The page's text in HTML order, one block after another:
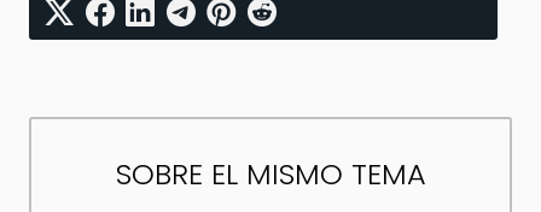
SOBRE EL MISMO TEMA